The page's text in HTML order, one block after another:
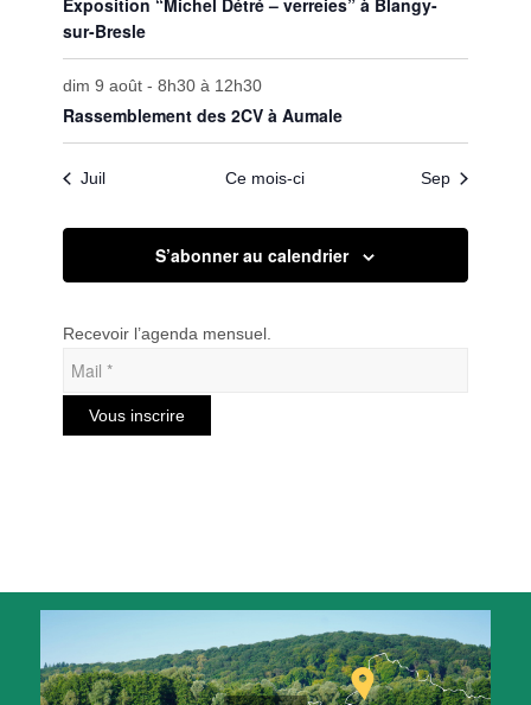
Exposition “Michel Détré – verreies” à Blangy-
sur-Bresle
dim 9 août - 8h30 à 12h30
Rassemblement des 2CV à Aumale
Juil Ce mois-ci Sep
S’abonner au calendrier
Recevoir l’agenda mensuel.